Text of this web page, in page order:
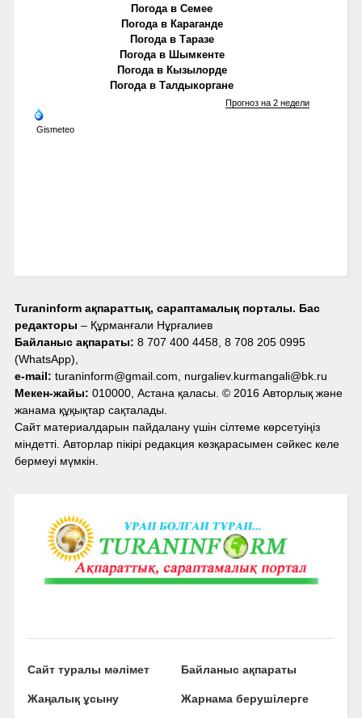
Погода в Семее
Погода в Караганде
Погода в Таразе
Погода в Шымкенте
Погода в Кызылорде
Погода в Талдыкоргане
Gismeteo
Прогноз на 2 недели
Turaninform ақпараттық, сараптамалық порталы. Бас
редакторы – Құрманғали Нұрғалиев
Байланыс ақпараты: 8 707 400 4458, 8 708 205 0995
(WhatsApp),
e-mail: turaninform@gmail.com, nurgaliev.kurmangali@bk.ru
Мекен-жайы: 010000, Астана қаласы. © 2016 Авторлық және
жанама құқықтар сақталады.
Сайт материалдарын пайдалану үшін сілтеме көрсетуіңіз
міндетті. Авторлар пікірі редакция көзқарасымен сәйкес келе
бермеуі мүмкін.
Сайт туралы мәлімет Байланыс ақпараты
Жаңалық ұсыну Жарнама берушілерге